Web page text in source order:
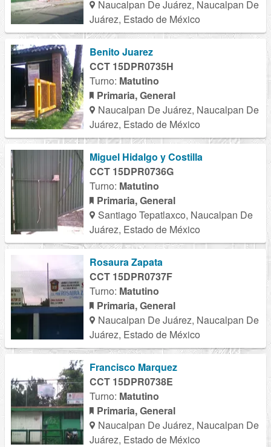
Naucalpan De Juárez, Naucalpan De
Juárez, Estado de México
Benito Juarez
CCT 15DPR0735H
Turno: Matutino
Primaria, General
Naucalpan De Juárez, Naucalpan De
Juárez, Estado de México
Miguel Hidalgo y Costilla
CCT 15DPR0736G
Turno: Matutino
Primaria, General
Santiago Tepatlaxco, Naucalpan De
Juárez, Estado de México
Rosaura Zapata
CCT 15DPR0737F
Turno: Matutino
Primaria, General
Naucalpan De Juárez, Naucalpan De
Juárez, Estado de México
Francisco Marquez
CCT 15DPR0738E
Turno: Matutino
Primaria, General
Naucalpan De Juárez, Naucalpan De
Juárez, Estado de México